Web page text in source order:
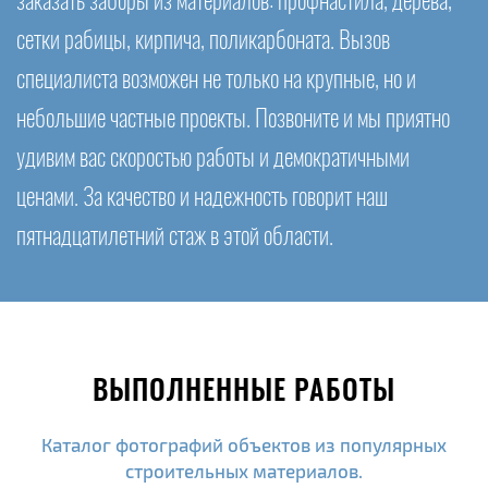
сетки рабицы, кирпича, поликарбоната. Вызов
специалиста возможен не только на крупные, но и
небольшие частные проекты. Позвоните и мы приятно
удивим вас скоростью работы и демократичными
ценами. За качество и надежность говорит наш
пятнадцатилетний стаж в этой области.
ВЫПОЛНЕННЫЕ РАБОТЫ
Каталог фотографий объектов из популярных
строительных материалов.